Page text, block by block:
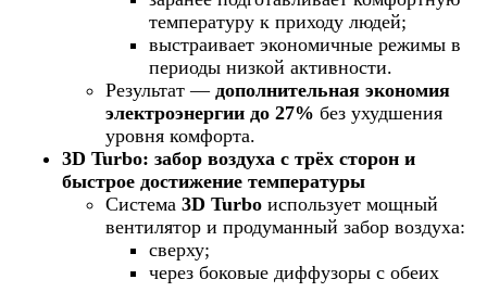
температуру к приходу людей;
выстраивает экономичные режимы в
периоды низкой активности.
Результат — дополнительная экономия
электроэнергии до 27% без ухудшения
уровня комфорта.
3D Turbo: забор воздуха с трёх сторон и
быстрое достижение температуры
Система 3D Turbo использует мощный
вентилятор и продуманный забор воздуха:
сверху;
через боковые диффузоры с обеих